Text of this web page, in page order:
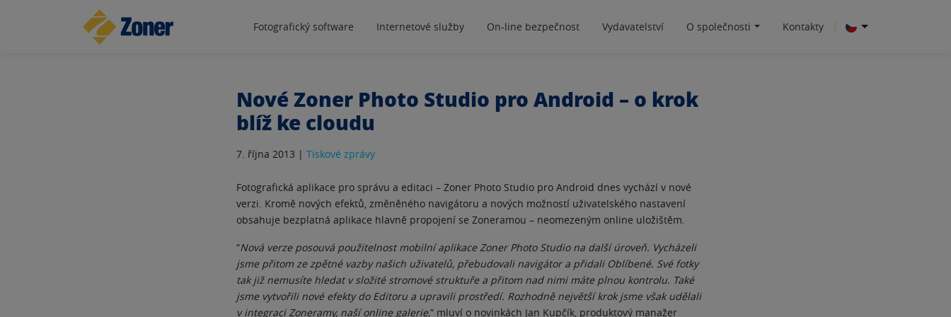
Fotografický software Internetové služby On-line bezpečnost Vydavatelství O společnosti Kontakty
Nové Zoner Photo Studio pro Android – o krok
blíž ke cloudu
7. října 2013 | Tiskové zprávy
Fotografická aplikace pro správu a editaci – Zoner Photo Studio pro Android dnes vychází v nové
verzi. Kromě nových efektů, změněného navigátoru a nových možností uživatelského nastavení
obsahuje bezplatná aplikace hlavně propojení se Zoneramou – neomezeným online uložištěm.
“Nová verze posouvá použitelnost mobilní aplikace Zoner Photo Studio na další úroveň. Vycházeli
jsme přitom ze zpětné vazby našich uživatelů, přebudovali navigátor a přidali Oblíbené. Své fotky
tak již nemusíte hledat v složité stromové struktuře a přitom nad nimi máte plnou kontrolu. Také
jsme vytvořili nové efekty do Editoru a upravili prostředí. Rozhodně největší krok jsme však udělali
v integraci Zoneramy, naší online galerie,” mluví o novinkách Jan Kupčík, produktový manažer